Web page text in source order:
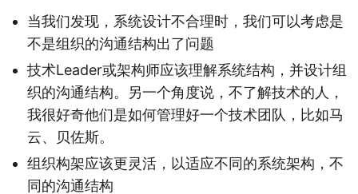
当我们发现，系统设计不合理时，我们可以考虑是
不是组织的沟通结构出了问题
技术Leader或架构师应该理解系统结构，并设计组
织的沟通结构。另一个角度说，不了解技术的人，
我很好奇他们是如何管理好一个技术团队，比如马
云、贝佐斯。
组织构架应该更灵活，以适应不同的系统架构，不
同的沟通结构